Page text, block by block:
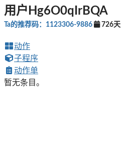
用户Hg6O0qIrBQA
Ta的推荐码：1123306-9886 726天
动作
子程序
动作单
暂无条目。